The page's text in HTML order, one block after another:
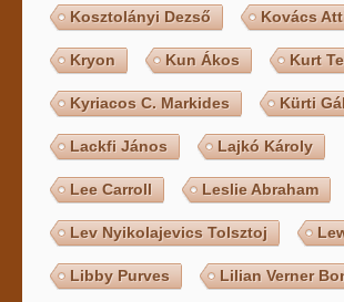
Kosztolányi Dezső Kovács
Kryon Kun Ákos Kurt
Kyriacos C. Markides Kürti
Lackfi János Lajkó Károly
Lee Carroll Leslie Abraham
Lev Nyikolajevics Tolsztoj
Libby Purves Lilian Verner